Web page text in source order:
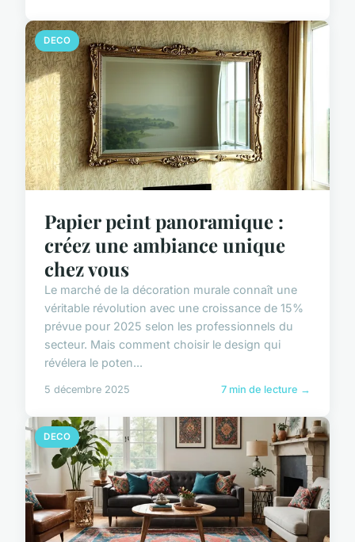
DECO
Papier peint panoramique :
créez une ambiance unique
chez vous
Le marché de la décoration murale connaît une
véritable révolution avec une croissance de 15%
prévue pour 2025 selon les professionnels du
secteur. Mais comment choisir le design qui
révélera le poten...
5 décembre 2025 7 min de lecture →
DECO